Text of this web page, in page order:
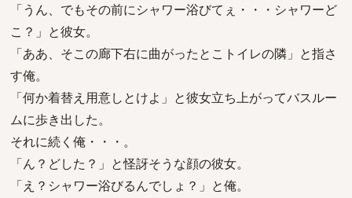
「うん、でもその前にシャワー浴びてぇ・・・シャワーど
こ？」と彼女。
「ああ、そこの廊下右に曲がったとこトイレの隣」と指さ
す俺。
「何か着替え用意しとけよ」と彼女立ち上がってバスルー
ムに歩き出した。
それに続く俺・・・。
「ん？どした？」と怪訝そうな顔の彼女。
「え？シャワー浴びるんでしょ？」と俺。